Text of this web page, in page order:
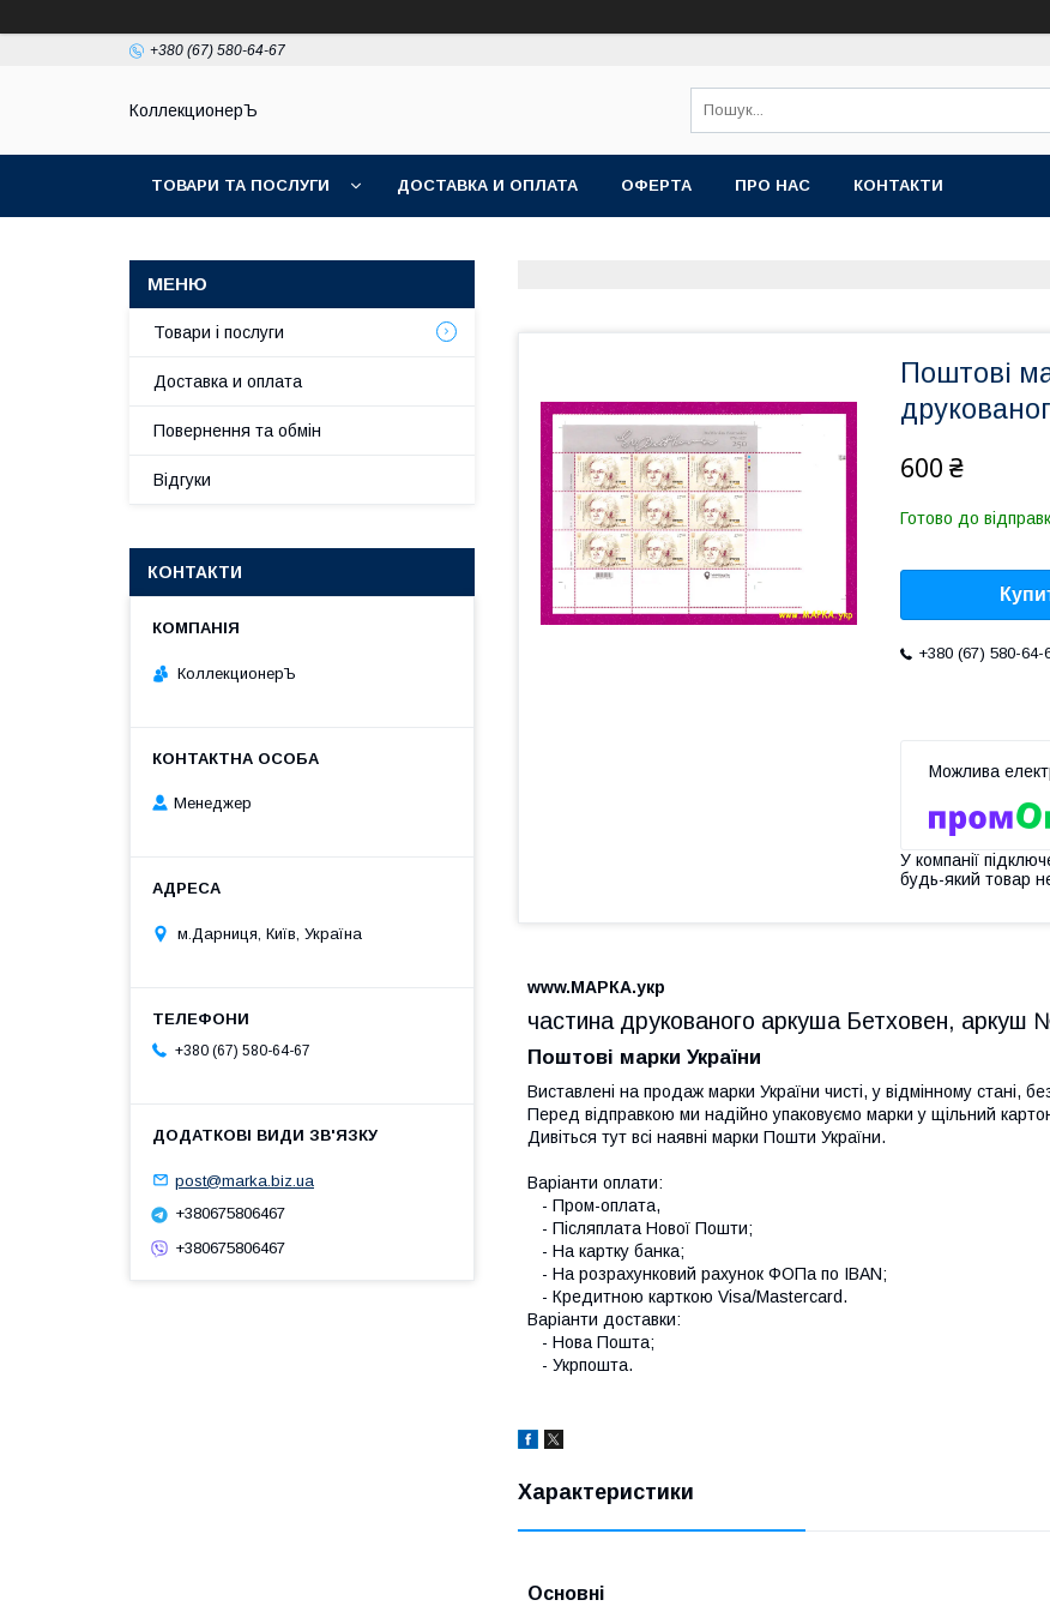
+380 (67) 580-64-67
КоллекционерЪ
ТОВАРИ ТА ПОСЛУГИ ДОСТАВКА И ОПЛАТА ОФЕРТА ПРО НАС КОНТАКТИ
Поштові
600 ₴
Готово до
+380 (67) 580-64-
У компанії
будь-який товар
www.МАРКА.укр
частина друкованого аркуша Бетховен, аркуш
Поштові марки України
Виставлені на продаж марки України чисті, у відмінному стані,
Перед відправкою ми надійно упаковуємо марки у щільний
Дивіться тут всі наявні марки Пошти України.
Варіанти оплати:
- Пром-оплата,
- Післяплата Нової Пошти;
- На картку банка;
- На розрахунковий рахунок ФОПа по IBAN;
- Кредитною карткою Visa/Mastercard.
Варіанти доставки:
- Нова Пошта;
- Укрпошта.
Характеристики
Основні
Товари і послуги
Доставка и оплата
Повернення та обмін
Відгуки
КОНТАКТИ
КоллекционерЪ
Менеджер
м.Дарниця, Київ, Україна
+380 (67) 580-64-67
post@marka.biz.ua
+380675806467
+380675806467